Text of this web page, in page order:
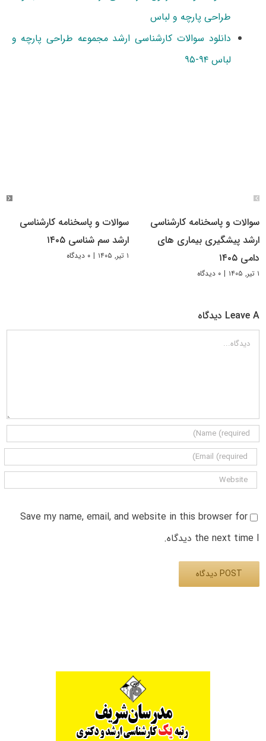
طراحی پارچه و لباس
دانلود سوالات کارشناسی ارشد مجموعه طراحی پارچه و
لباس ۹۴-۹۵
سوالات و پاسخنامه کارشناسی
ارشد پیشگیری بیماری های
دامی ۱۴۰۵
۱ تیر, ۱۴۰۵ | ۰ دیدگاه
سوالات و پاسخنامه کارشناسی
ارشد سم شناسی ۱۴۰۵
۱ تیر, ۱۴۰۵ | ۰ دیدگاه
Leave A دیدگاه
دیدگاه
Save my name, email, and website in this browser for
the next time I دیدگاه.